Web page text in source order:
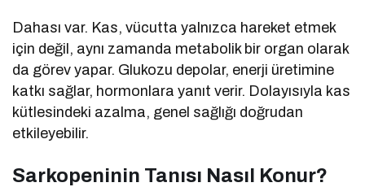
Dahası var. Kas, vücutta yalnızca hareket etmek
için değil, aynı zamanda metabolik bir organ olarak
da görev yapar. Glukozu depolar, enerji üretimine
katkı sağlar, hormonlara yanıt verir. Dolayısıyla kas
kütlesindeki azalma, genel sağlığı doğrudan
etkileyebilir.
Sarkopeninin Tanısı Nasıl Konur?